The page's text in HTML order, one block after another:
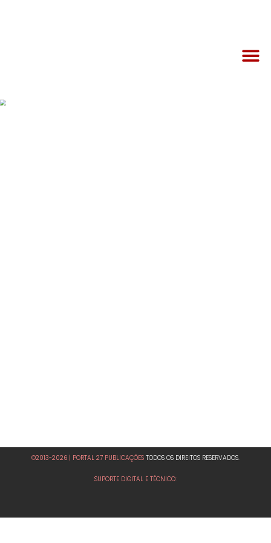
©2013-2026 | PORTAL 27 PUBLICAÇÕES TODOS OS DIREITOS RESERVADOS.
SUPORTE DIGITAL E TÉCNICO: